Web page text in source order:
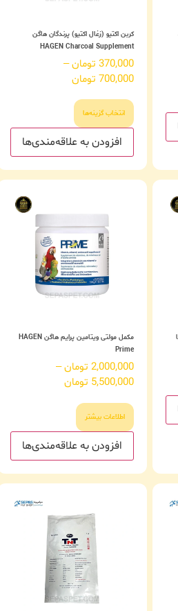
کربن اکتیو (زغال اکتیو) پرندگان هاگن
HAGEN Charcoal Supplement
370,000 تومان –
700,000 تومان
انتخاب گزینه‌ها
افزودن به علاقه‌مندی‌ها
مکمل مولتی ویتامین پرایم هاگن HAGEN
Prime
2,000,000 تومان –
5,500,000 تومان
اطلاعات بیشتر
افزودن به علاقه‌مندی‌ها